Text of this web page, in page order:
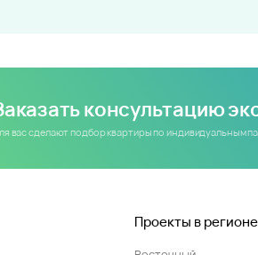
консультацию
вас сделают подбор квартиры по индивидуальным
Проекты в регионе